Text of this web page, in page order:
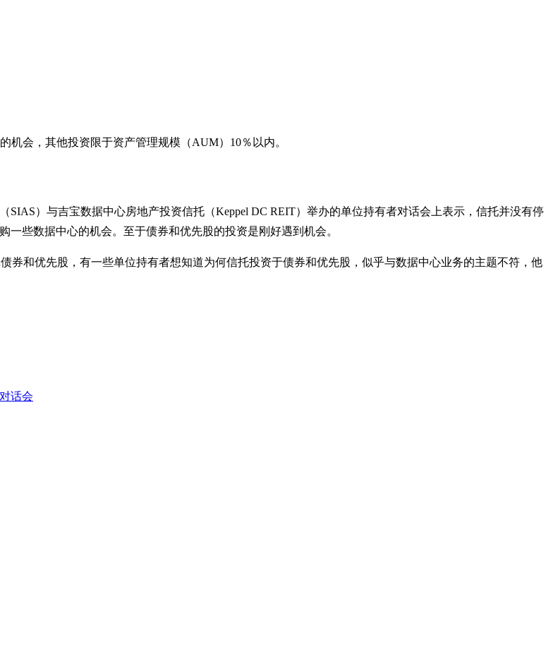
机会，其他投资限于资产管理规模（AUM）10％以内。
）与吉宝数据中心房地产投资信托（Keppel DC REIT）举办的单位持有者对话会上表示，信托并没有停
些数据中心的机会。至于债券和优先股的投资是刚好遇到机会。
券和优先股，有一些单位持有者想知道为何信托投资于债券和优先股，似乎与数据中心业务的主题不符，他
对话会